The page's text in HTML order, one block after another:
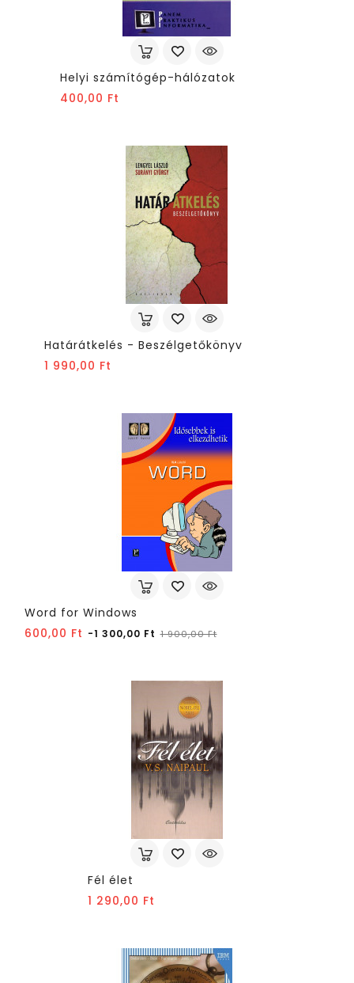
Helyi számítógép-hálózatok
400,00 Ft
Határátkelés - Beszélgetőkönyv
1 990,00 Ft
Word for Windows
600,00 Ft Normál
-1 300,00 Ft 1 900,00 FtÁr
Fél élet
1 290,00 Ft